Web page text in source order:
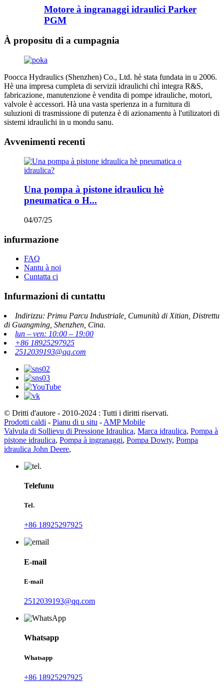
Motore à ingranaggi idraulici Parker
PGM
À propositu di a cumpagnia
Poocca Hydraulics (Shenzhen) Co., Ltd. hè stata fundata in u 2006.
Hè una impresa cumpleta di servizii idraulichi chì integra R&S,
fabricazione, manutenzione è vendita di pompe idrauliche, motori,
valvole è accessori. Hà una vasta sperienza in a furnitura di
suluzioni di trasmissione di putenza è di azionamentu à l'utilizatori di
sistemi idraulichi in u mondu sanu.
Avvenimenti recenti
Una pompa à pistone idraulicu hè
pneumatica o H...
04/07/25
infurmazione
FAQ
Nantu à noi
Cuntatta ci
Infurmazioni di cuntattu
Indirizzu: Primu Parcu Industriale, Cumunità di Xitian, Distrettu
di Guangming, Shenzhen, Cina.
lun – ven: 10:00 – 19:00
+86 18925297925
2512039193@qq.com
© Dritti d'autore - 2010-2024 : Tutti i diritti riservati.
Prodotti caldi - Pianu di u situ - AMP Mobile
Valvula di Sollievu di Pressione Idraulica, Marca idraulica, Pompa à
pistone idraulica, Pompa à ingranaggi, Pompa Dowty, Pompa
idraulica John Deere,
Telefunu
Tel.
+86 18925297925
E-mail
E-mail
2512039193@qq.com
Whatsapp
Whatsapp
+86 18925297925